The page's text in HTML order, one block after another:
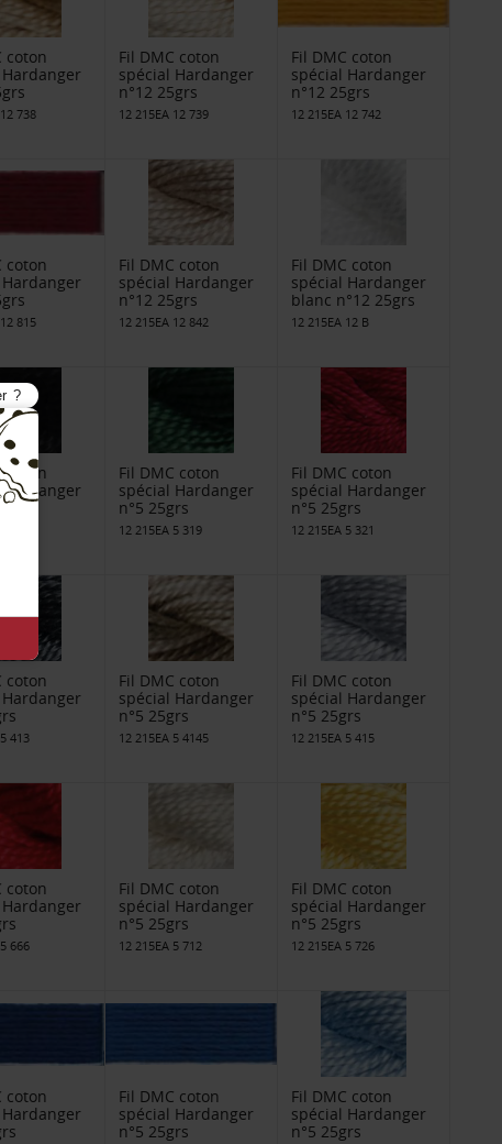
coton
738
Fil DMC coton
spécial Hardanger
n°12 25grs
12 215EA 12 739
Fil DMC coton
spécial Hardanger
n°12 25grs
12 215EA 12 742
coton
815
Fil DMC coton
spécial Hardanger
n°12 25grs
12 215EA 12 842
Fil DMC coton
spécial Hardanger
blanc n°12 25grs
12 215EA 12 B
coton
Hardanger
310
Fil DMC coton
spécial Hardanger
n°5 25grs
12 215EA 5 319
Fil DMC coton
spécial Hardanger
n°5 25grs
12 215EA 5 321
coton
413
Fil DMC coton
spécial Hardanger
n°5 25grs
12 215EA 5 4145
Fil DMC coton
spécial Hardanger
n°5 25grs
12 215EA 5 415
coton
666
Fil DMC coton
spécial Hardanger
n°5 25grs
12 215EA 5 712
Fil DMC coton
spécial Hardanger
n°5 25grs
12 215EA 5 726
coton
Fil DMC coton
spécial Hardanger
n°5 25grs
Fil DMC coton
spécial Hardanger
n°5 25grs